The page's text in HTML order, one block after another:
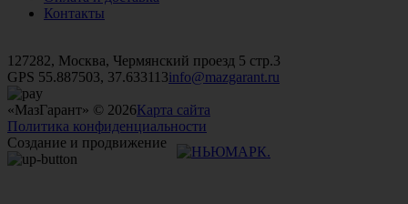
Контакты
127282, Москва, Чермянский проезд 5 стр.3
GPS 55.887503, 37.633113info@mazgarant.ru
«МазГарант» © 2026Карта сайта
Политика конфиденциальности
Создание и продвижение